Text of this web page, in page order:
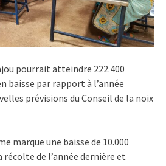
pourrait atteindre 222.400
baisse par rapport à l’année
prévisions du Conseil de la noix
marque une baisse de 10.000
de l’année dernière et